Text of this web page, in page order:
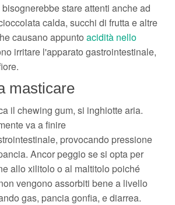
stare attenti anche ad
calda, succhi di frutta e altre
causano appunto acidità nello
irritare l'apparato gastrointestinale,
masticare
il chewing gum, si inghiotte aria.
va a finire
provocando pressione
Ancor peggio se si opta per
allo xilitolo o al maltitolo poiché
vengono assorbiti bene a livello
gas, pancia gonfia, e diarrea.